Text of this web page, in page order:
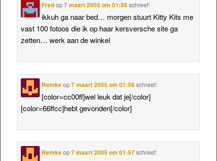
Fredop7 maart 2005 om 01:56 schreef:
ikkuh ga naar bed… morgen stuurt Kitty Kits me
vast 100 fotoos die ik op haar kersversche site ga
zetten… werk aan de winkel
Remkeop7 maart 2005 om 01:56 schreef:
[color=cc00ff]wel leuk dat je[/color]
[color=66ffcc]hebt gevonden[/color]
Remkeop7 maart 2005 om 01:57 schreef: